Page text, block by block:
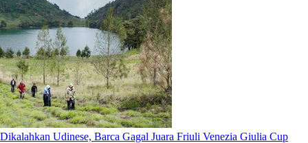
Dikalahkan Udinese, Barca Gagal Juara Friuli Venezia Giulia Cup